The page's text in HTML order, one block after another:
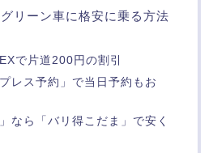
グリーン車に格安に乗る方法
で片道200円の割引
レス予約」で当日予約もお
なら「バリ得こだま」で安く